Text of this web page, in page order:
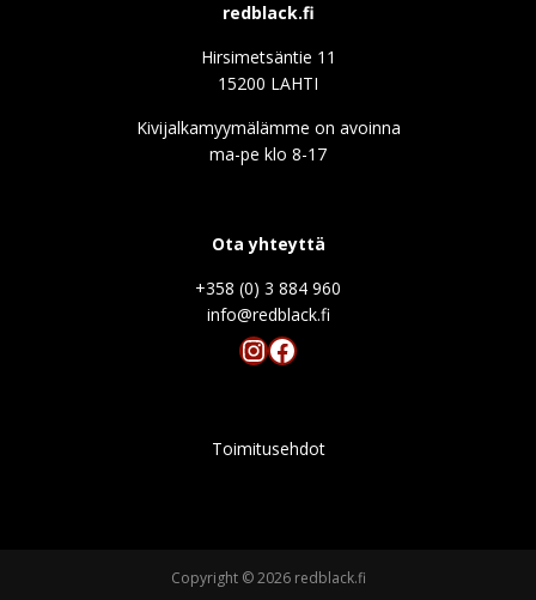
redblack.fi
Hirsimetsäntie 11
15200 LAHTI
Kivijalkamyymälämme on avoinna
ma-pe klo 8-17
Ota yhteyttä
+358 (0) 3 884 960
info@redblack.f
Instagram
Facebook
Toimitusehdot
Copyright © 2026 redblack.fi